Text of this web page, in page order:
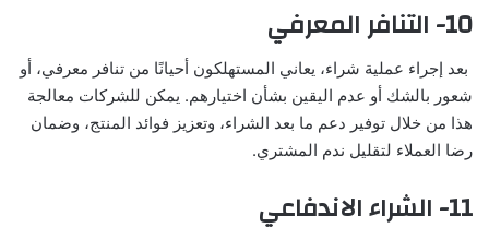
10- التنافر المعرفي
بعد إجراء عملية شراء، يعاني المستهلكون أحيانًا من تنافر معرفي، أو
شعور بالشك أو عدم اليقين بشأن اختيارهم. يمكن للشركات معالجة
هذا من خلال توفير دعم ما بعد الشراء، وتعزيز فوائد المنتج، وضمان
رضا العملاء لتقليل ندم المشتري.
11- الشراء الاندفاعي